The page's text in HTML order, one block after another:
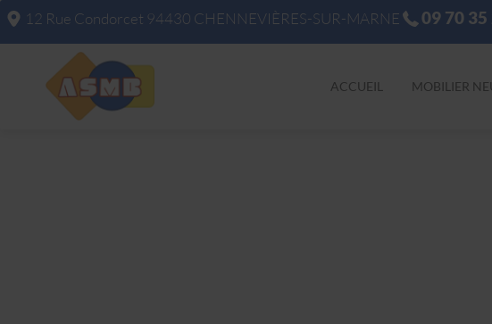
12 Rue Condorcet 94430 CHENNEVIÈRES-SUR-MARNE 09 70 35
ACCUEIL MOBILIER